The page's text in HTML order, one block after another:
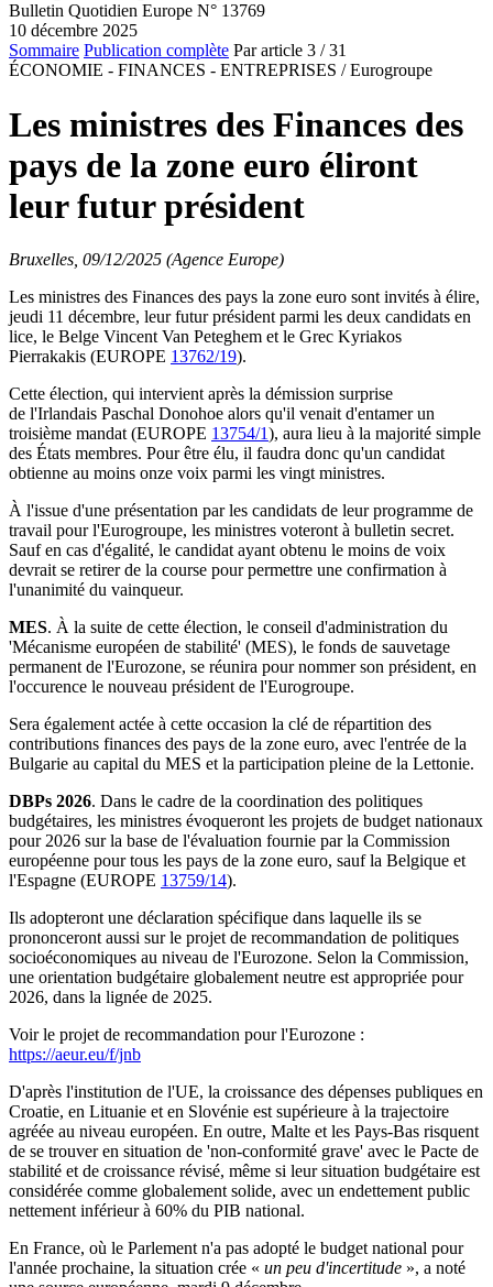
Bulletin Quotidien Europe N° 13769
10 décembre 2025
Sommaire Publication complète Par article 3 / 31
ÉCONOMIE - FINANCES - ENTREPRISES / Eurogroupe
Les ministres des Finances des
pays de la zone euro éliront
leur futur président
Bruxelles, 09/12/2025 (Agence Europe)
Les ministres des Finances des pays la zone euro sont invités à élire,
jeudi 11 décembre, leur futur président parmi les deux candidats en
lice, le Belge Vincent Van Peteghem et le Grec Kyriakos
Pierrakakis (EUROPE 13762/19).
Cette élection, qui intervient après la démission surprise
de l'Irlandais Paschal Donohoe alors qu'il venait d'entamer un
troisième mandat (EUROPE 13754/1), aura lieu à la majorité simple
des États membres. Pour être élu, il faudra donc qu'un candidat
obtienne au moins onze voix parmi les vingt ministres.
À l'issue d'une présentation par les candidats de leur programme de
travail pour l'Eurogroupe, les ministres voteront à bulletin secret.
Sauf en cas d'égalité, le candidat ayant obtenu le moins de voix
devrait se retirer de la course pour permettre une confirmation à
l'unanimité du vainqueur.
MES. À la suite de cette élection, le conseil d'administration du
'Mécanisme européen de stabilité' (MES), le fonds de sauvetage
permanent de l'Eurozone, se réunira pour nommer son président, en
l'occurence le nouveau président de l'Eurogroupe.
Sera également actée à cette occasion la clé de répartition des
contributions finances des pays de la zone euro, avec l'entrée de la
Bulgarie au capital du MES et la participation pleine de la Lettonie.
DBPs 2026. Dans le cadre de la coordination des politiques
budgétaires, les ministres évoqueront les projets de budget nationaux
pour 2026 sur la base de l'évaluation fournie par la Commission
européenne pour tous les pays de la zone euro, sauf la Belgique et
l'Espagne (EUROPE 13759/14).
Ils adopteront une déclaration spécifique dans laquelle ils se
prononceront aussi sur le projet de recommandation de politiques
socioéconomiques au niveau de l'Eurozone. Selon la Commission,
une orientation budgétaire globalement neutre est appropriée pour
2026, dans la lignée de 2025.
Voir le projet de recommandation pour l'Eurozone :
https://aeur.eu/f/jnb
D'après l'institution de l'UE, la croissance des dépenses publiques en
Croatie, en Lituanie et en Slovénie est supérieure à la trajectoire
agréée au niveau européen. En outre, Malte et les Pays-Bas risquent
de se trouver en situation de 'non-conformité grave' avec le Pacte de
stabilité et de croissance révisé, même si leur situation budgétaire est
considérée comme globalement solide, avec un endettement public
nettement inférieur à 60% du PIB national.
En France, où le Parlement n'a pas adopté le budget national pour
l'année prochaine, la situation crée « un peu d'incertitude », a noté